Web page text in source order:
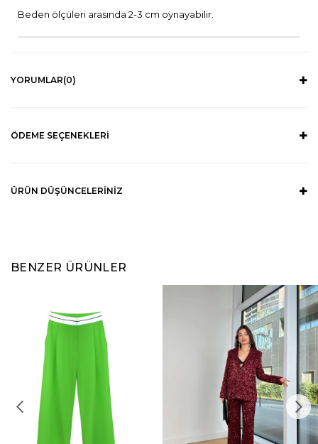
Beden ölçüleri arasında 2-3 cm oynayabilir.
YORUMLAR(0)
ÖDEME SEÇENEKLERI
ÜRÜN DÜŞÜNCELERINIZ
BENZER ÜRÜNLER